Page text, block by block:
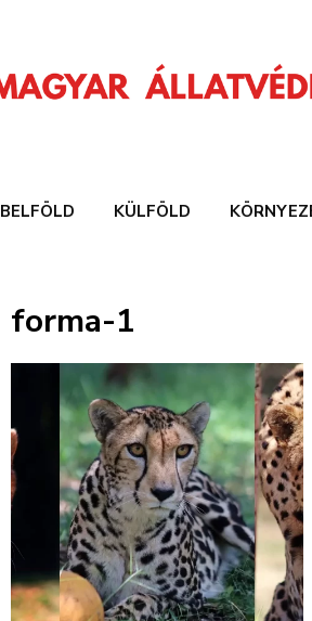
BELFÖLD KÜLFÖLD
forma-1